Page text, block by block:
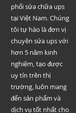
phối sửa chữa ups
tại Việt Nam. Chúng
tôi tự hào là đơn vị
chuyên sửa ups với
hơn 5 năm kinh
nghiệm, tạo được
uy tín trên thị
trường, luôn mang
đến sản phẩm và
dịch vụ tốt nhất cho